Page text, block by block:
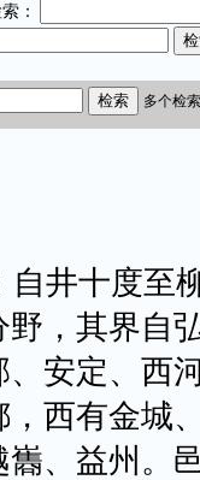
：
井十度至
，其界自
安定、西
西有金城
、益州。